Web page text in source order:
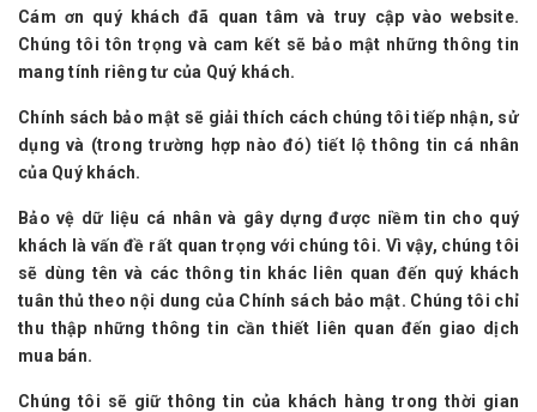
Cám ơn quý khách đã quan tâm và truy cập vào website.
Chúng tôi tôn trọng và cam kết sẽ bảo mật những thông tin
mang tính riêng tư của Quý khách.
Chính sách bảo mật sẽ giải thích cách chúng tôi tiếp nhận, sử
dụng và (trong trường hợp nào đó) tiết lộ thông tin cá nhân
của Quý khách.
Bảo vệ dữ liệu cá nhân và gây dựng được niềm tin cho quý
khách là vấn đề rất quan trọng với chúng tôi. Vì vậy, chúng tôi
sẽ dùng tên và các thông tin khác liên quan đến quý khách
tuân thủ theo nội dung của Chính sách bảo mật. Chúng tôi chỉ
thu thập những thông tin cần thiết liên quan đến giao dịch
mua bán.
Chúng tôi sẽ giữ thông tin của khách hàng trong thời gian